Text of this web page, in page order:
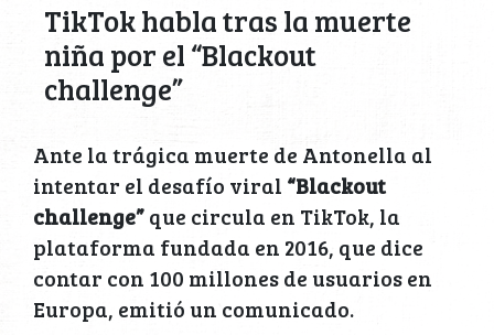
TikTok habla tras la muerte
niña por el “Blackout
challenge”
Ante la trágica muerte de Antonella al
intentar el desafío viral “Blackout
challenge”que circula en TikTok, la
plataforma fundada en 2016, que dice
contar con 100 millones de usuarios en
Europa, emitió un comunicado.